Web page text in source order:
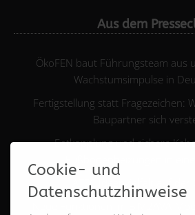
Aus dem
ÖkoFEN baut Führungsteam aus
Wachstumsimpulse in
Fertigstellung statt Fragezeichen:
Baupartner sich
Entkopplung und sichere
ATEC Ideenvielfalt auf der
Cookie- und
Datenschutzhinweise